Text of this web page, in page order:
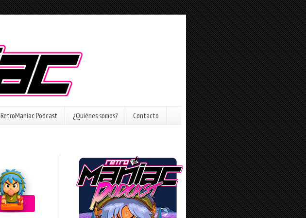
RetroManiac Podcast ¿Quiénes somos? Contacto